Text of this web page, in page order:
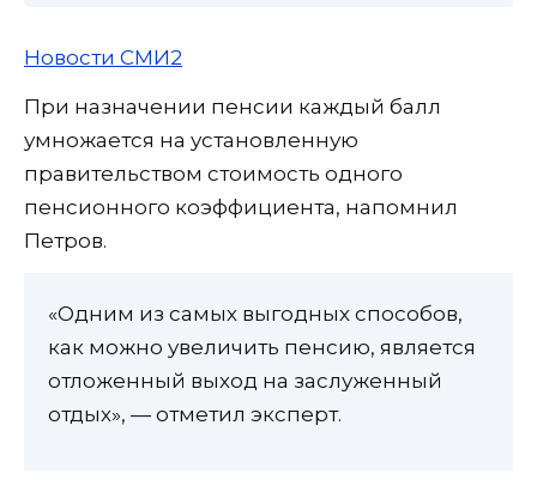
Новости СМИ2
При назначении пенсии каждый балл
умножается на установленную
правительством стоимость одного
пенсионного коэффициента, напомнил
Петров.
«Одним из самых выгодных способов,
как можно увеличить пенсию, является
отложенный выход на заслуженный
отдых», — отметил эксперт.